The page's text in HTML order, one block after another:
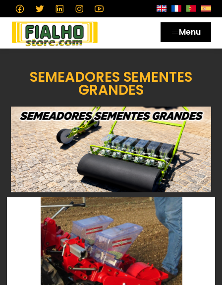
Menu
SEMEADORES SEMENTES
GRANDES